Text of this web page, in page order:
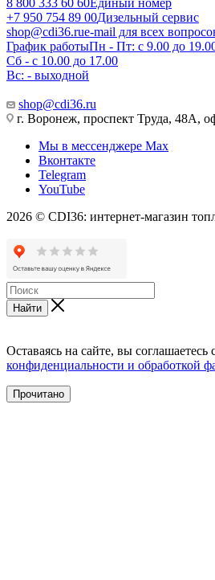
+7 950 754 89 00Дизельный сервис
shop@cdi36.rue-mail для всех
График работыПн - Пт: с 9.00 до
Сб - с 10.00 до 17.00
Вс: - выходной
shop@cdi36.ru
г. Воронеж, проспект Труда, 48А,
Мы в мессенджере Max
Вконтакте
Telegram
YouTube
2026 © CDI36: интернет-магазин
Найти
Оставаясь на сайте, вы соглашаетесь
конфиденциальности и обработкой
Прочитано